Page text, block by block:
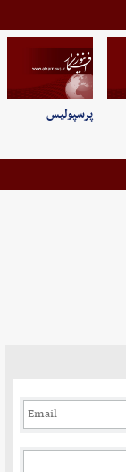
پرسپولیس